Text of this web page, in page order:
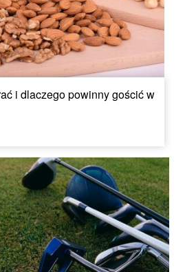
i dlaczego powinny gościć w